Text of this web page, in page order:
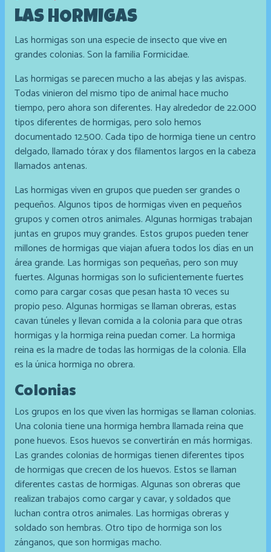
LAS HORMIGAS
Las hormigas son una especie de insecto que vive en
grandes colonias. Son la familia Formicidae.
Las hormigas se parecen mucho a las abejas y las avispas.
Todas vinieron del mismo tipo de animal hace mucho
tiempo, pero ahora son diferentes. Hay alrededor de 22.000
tipos diferentes de hormigas, pero solo hemos
documentado 12.500. Cada tipo de hormiga tiene un centro
delgado, llamado tórax y dos filamentos largos en la cabeza
llamados antenas.
Las hormigas viven en grupos que pueden ser grandes o
pequeños. Algunos tipos de hormigas viven en pequeños
grupos y comen otros animales. Algunas hormigas trabajan
juntas en grupos muy grandes. Estos grupos pueden tener
millones de hormigas que viajan afuera todos los días en un
área grande. Las hormigas son pequeñas, pero son muy
fuertes. Algunas hormigas son lo suficientemente fuertes
como para cargar cosas que pesan hasta 10 veces su
propio peso. Algunas hormigas se llaman obreras, estas
cavan túneles y llevan comida a la colonia para que otras
hormigas y la hormiga reina puedan comer. La hormiga
reina es la madre de todas las hormigas de la colonia. Ella
es la única hormiga no obrera.
Colonias
Los grupos en los que viven las hormigas se llaman colonias.
Una colonia tiene una hormiga hembra llamada reina que
pone huevos. Esos huevos se convertirán en más hormigas.
Las grandes colonias de hormigas tienen diferentes tipos
de hormigas que crecen de los huevos. Estos se llaman
diferentes castas de hormigas. Algunas son obreras que
realizan trabajos como cargar y cavar, y soldados que
luchan contra otros animales. Las hormigas obreras y
soldado son hembras. Otro tipo de hormiga son los
zánganos, que son hormigas macho.